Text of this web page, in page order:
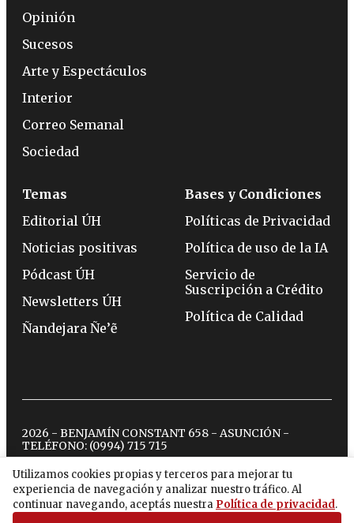
Utilizamos cookies propias y terceros para mejorar tu
experiencia de navegación y analizar nuestro tráfico. Al
continuar navegando, aceptás nuestra Política de privacidad.
Opinión
Sucesos
Arte y Espectáculos
Interior
Correo Semanal
Sociedad
Temas
Editorial ÚH
Noticias positivas
Pódcast ÚH
Newsletters ÚH
Ñandejara Ñe’ẽ
Bases y Condiciones
Políticas de Privacidad
Política de uso de la IA
Servicio de
Suscripción a Crédito
Política de Calidad
2026 - BENJAMÍN CONSTANT 658 - ASUNCIÓN -
TELÉFONO: (0994) 715 715
twitterinstagram
facebook
tiktokyoutubespotify